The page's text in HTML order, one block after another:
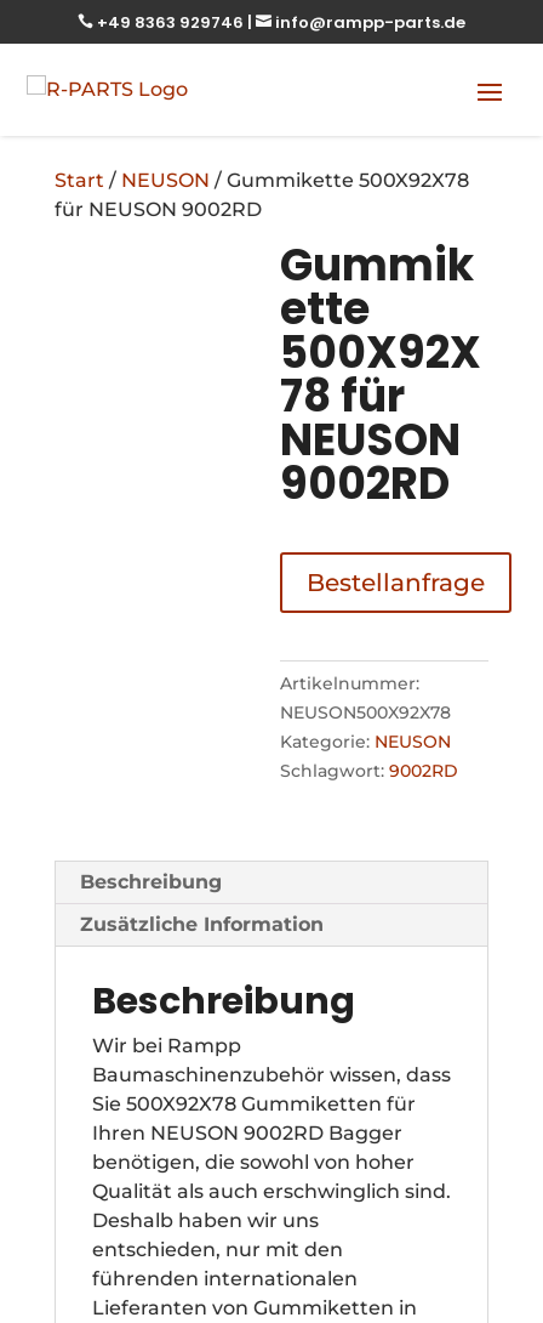
 +49 8363 929746 |  info@rampp-parts.de
Start / NEUSON / Gummikette 500X92X78
für NEUSON 9002RD
Gummik
ette
500X92X
78 für
NEUSON
9002RD
Bestellanfrage
Artikelnummer:
NEUSON500X92X78
Kategorie: NEUSON
Schlagwort:9002RD
Beschreibung
Zusätzliche Information
Beschreibung
Wir bei Rampp
Baumaschinenzubehör wissen, dass
Sie 500X92X78 Gummiketten für
Ihren NEUSON 9002RD Bagger
benötigen, die sowohl von hoher
Qualität als auch erschwinglich sind.
Deshalb haben wir uns
entschieden, nur mit den
führenden internationalen
Lieferanten von Gummiketten in